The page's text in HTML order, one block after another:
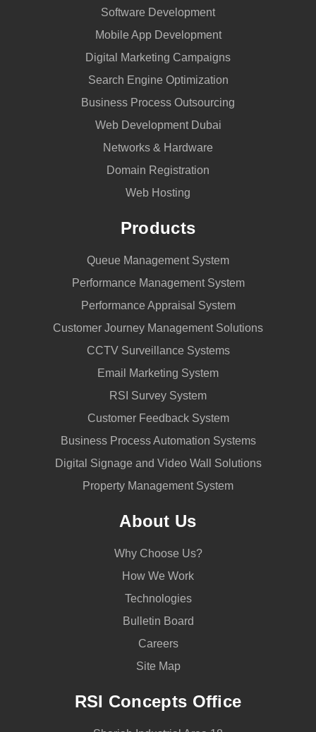
Software Development
Mobile App Development
Digital Marketing Campaigns
Search Engine Optimization
Business Process Outsourcing
Web Development Dubai
Networks & Hardware
Domain Registration
Web Hosting
Products
Queue Management System
Performance Management System
Performance Appraisal System
Customer Journey Management Solutions
CCTV Surveillance Systems
Email Marketing System
RSI Survey System
Customer Feedback System
Business Process Automation Systems
Digital Signage and Video Wall Solutions
Property Management System
About Us
Why Choose Us?
How We Work
Technologies
Bulletin Board
Careers
Site Map
RSI Concepts Office